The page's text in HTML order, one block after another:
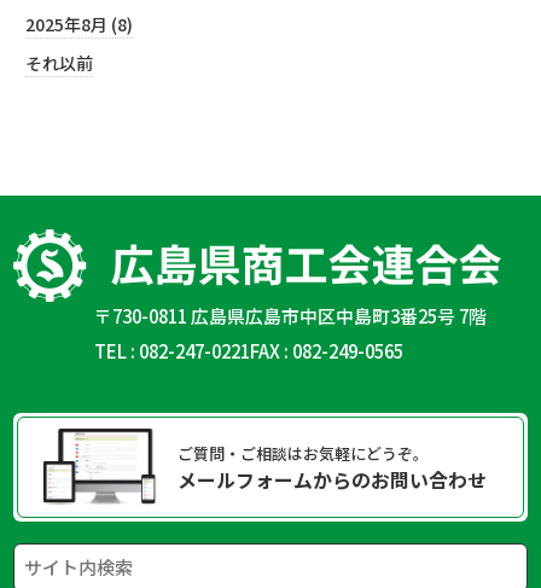
2025年8月 (8)
それ以前
〒730-0811 広島県広島市中区中島町3番25号 7階
TEL : 082-247-0221FAX : 082-249-0565
ご質問・ご相談はお気軽にどうぞ。
メールフォームからのお問い合わせ